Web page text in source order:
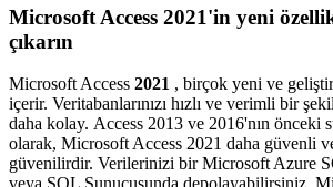
Microsoft Access 2021'in yeni
çıkarın
Microsoft Access 2021 , birçok yeni ve
içerir. Veritabanlarınızı hızlı ve verimli bir
daha kolay. Access 2013 ve 2016'nın önceki
olarak, Microsoft Access 2021 daha güvenli
güvenilirdir. Verilerinizi bir Microsoft Azure